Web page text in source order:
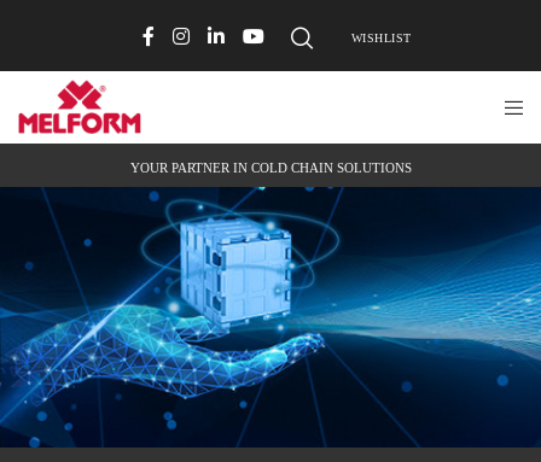
WISHLIST
YOUR PARTNER IN COLD CHAIN SOLUTIONS